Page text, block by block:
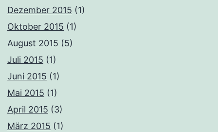
Dezember 2015 (1)
Oktober 2015 (1)
August 2015 (5)
Juli 2015 (1)
Juni 2015 (1)
Mai 2015 (1)
April 2015 (3)
März 2015 (1)